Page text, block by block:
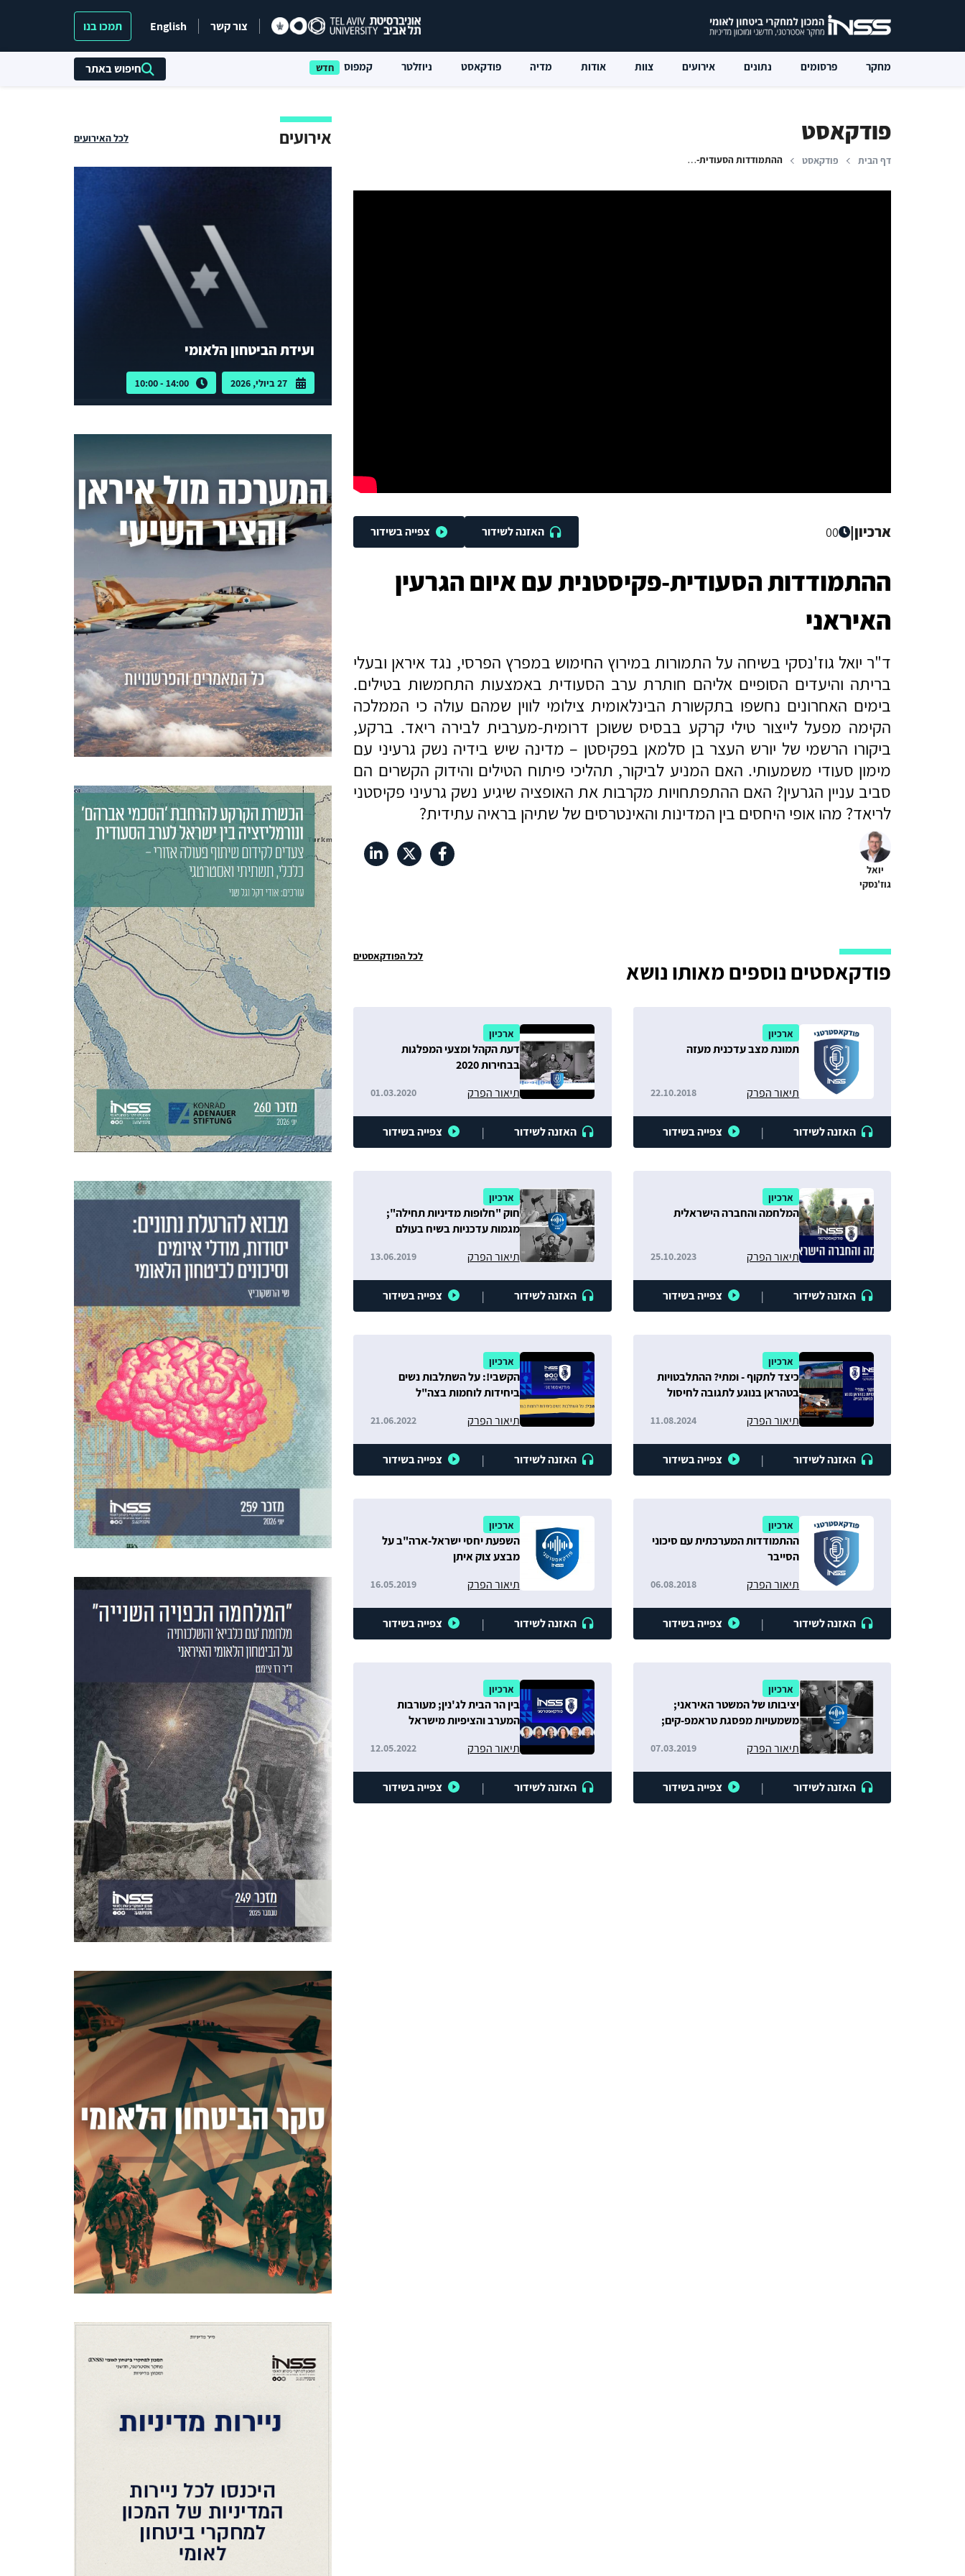
צור קשר English תמכו בנו
מחקר פרסומים נתונים אירועים צוות אודות מדיה פודקאסט ניוזלטר קמפוס חיפוש באתר
פודקאסט
דף הבית פודקאסט ההתמודדות הסעודית-פקיסטנית עם איום הגרעין האיראני
ארכיון|
00 האזנה לשידור צפייה בשידור
ההתמודדות הסעודית-פקיסטנית עם איום הגרעין
האיראני
ד"ר יואל גוז'נסקי בשיחה על התמורות במירוץ החימוש במפרץ הפרסי, נגד איראן ובעלי
בריתה והיעדים הסופיים אליהם חותרת ערב הסעודית באמצעות התחמשות בטילים.
בימים האחרונים נחשפו בתקשורת הבינלאומית צילומי לווין שמהם עולה כי הממלכה
הקימה מפעל לייצור טילי קרקע בבסיס ששוכן דרומית-מערבית לבירה ריאד. ברקע,
ביקורו הרשמי של יורש העצר בן סלמאן בפקיסטן – מדינה שיש בידיה נשק גרעיני עם
מימון סעודי משמעותי. האם המניע לביקור, תהליכי פיתוח הטילים והידוק הקשרים הם
סביב עניין הגרעין? האם ההתפתחויות מקרבות את האופציה שיגיע נשק גרעיני פקיסטני
לריאד? מהו אופי היחסים בין המדינות והאינטרסים של שתיהן בראיה עתידית?
יואל
גוז'נסקי
פודקאסטים נוספים מאותו נושא
לכל הפודקאסטים
ארכיון
תמונת מצב עדכנית מעזה
תיאור הפרק 22.10.2018
האזנה לשידור | צפייה בשידור
ארכיון
דעת הקהל ומצעי המפלגות
בבחירות 2020
תיאור הפרק
01.03.2020
האזנה לשידור | צפייה בשידור
ארכיון
המלחמה והחברה הישראלית
תיאור הפרק 25.10.2023
האזנה לשידור | צפייה בשידור
ארכיון
חוק "חלופות מדיניות תחילה";
מגמות עדכניות בשיח בעולם
הברית-ישראל
תיאור הפרק 13.06.2019
האזנה לשידור | צפייה בשידור
ארכיון
כיצד לתקוף - ומתי? ההתלבטויות
בטהראן בנוגע לתגובה לחיסול
תיאור הפרק
11.08.2024
האזנה לשידור | צפייה בשידור
ארכיון
הקשבי!: על השתלבות נשים
ביחידות לוחמות בצה"ל
תיאור הפרק
21.06.2022
האזנה לשידור | צפייה בשידור
ארכיון
ההתמודדות המערכתית עם סיכוני
הסייבר
תיאור הפרק
06.08.2018
האזנה לשידור | צפייה בשידור
ארכיון
השפעת יחסי ישראל-ארה"ב על
מבצע צוק איתן
תיאור הפרק
16.05.2019
האזנה לשידור | צפייה בשידור
ארכיון
יציבותו של המשטר האיראני;
משמעויות מפסגת טראמפ-קים;
הגלובלי
תיאור הפרק 07.03.2019
האזנה לשידור | צפייה בשידור
ארכיון
בין הר הבית לג'נין; מעורבות
המערב והציפיות מישראל
תיאור הפרק
12.05.2022
האזנה לשידור | צפייה בשידור
אירועים לכל האירועים
ועידת הביטחון הלאומי
27 ביולי, 2026 14:00 - 10:00